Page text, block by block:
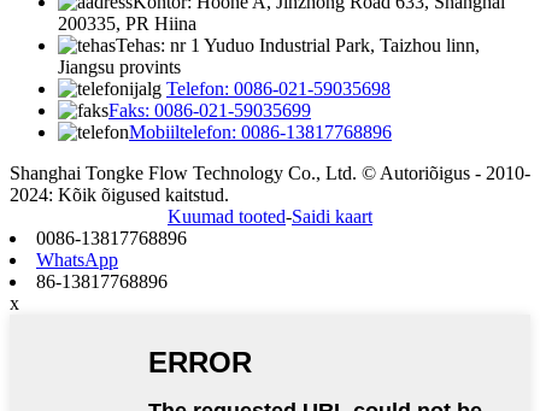
200335, PR Hiina
Tehas: nr 1 Yuduo Industrial Park, Taizhou linn,
Jiangsu provints
Telefon: 0086-021-59035698
Faks: 0086-021-59035699
Mobiiltelefon: 0086-13817768896
Shanghai Tongke Flow Technology Co., Ltd. © Autoriõigus - 2010-
2024: Kõik õigused kaitstud.
Kuumad tooted-Saidi kaart
0086-13817768896
WhatsApp
86-13817768896
x